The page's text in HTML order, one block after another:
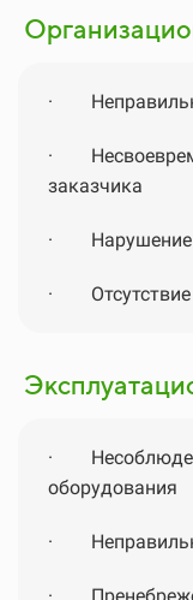
·
·
заказчика
·
·
·
оборудования
·